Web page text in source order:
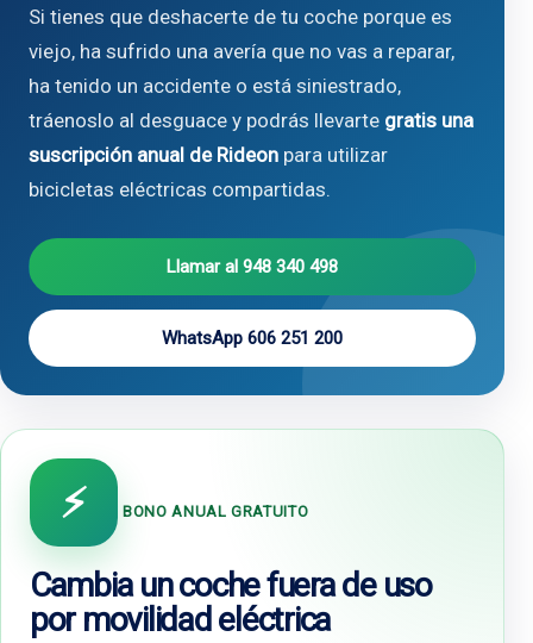
Si tienes que deshacerte de tu coche porque es
viejo, ha sufrido una avería que no vas a reparar,
ha tenido un accidente o está siniestrado,
tráenoslo al desguace y podrás llevarte gratis una
suscripción anual de Rideon para utilizar
bicicletas eléctricas compartidas.
Llamar al 948 340 498
WhatsApp 606 251 200
⚡ BONO ANUAL GRATUITO
Cambia un coche fuera de uso
por movilidad eléctrica